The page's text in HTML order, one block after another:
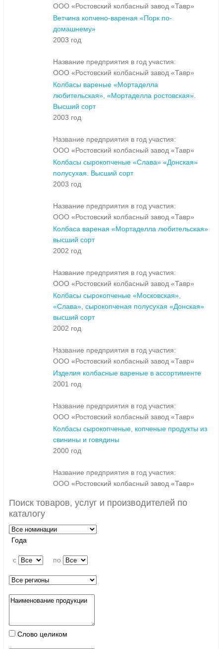
ООО «Ростовский колбасный завод «Тавр»
Ветчина копчено-вареная «Порк по-
домашнему»
2003 год
Название предприятия в год участия:
ООО «Ростовский колбасный завод «Тавр»
Колбасы вареные «Мортаделла
любительская», «Мортаделла ростовская».
Высший сорт
2003 год
Название предприятия в год участия:
ООО «Ростовский колбасный завод «Тавр»
Колбасы сырокопченые «Слава» «Донская»
полусухая. Высший сорт
2003 год
Название предприятия в год участия:
ООО «Ростовский колбасный завод «Тавр»
Колбаса вареная «Мортаделла любительская»
высший сорт
2002 год
Название предприятия в год участия:
ООО «Ростовский колбасный завод «Тавр»
Колбасы сырокопченые «Московская»,
«Слава», сырокопченая полусухая «Донская»
высший сорт
2002 год
Название предприятия в год участия:
ООО «Ростовский колбасный завод «Тавр»
Изделия колбасные вареные в ассортименте
2001 год
Название предприятия в год участия:
ООО «Ростовский колбасный завод «Тавр»
Колбасы сырокопченые, копченые продукты из
свинины и говядины
2000 год
Название предприятия в год участия:
ООО «Ростовский колбасный завод «Тавр»
Поиск товаров, услуг и производителей по
каталогу
Года
c по
Слово целиком